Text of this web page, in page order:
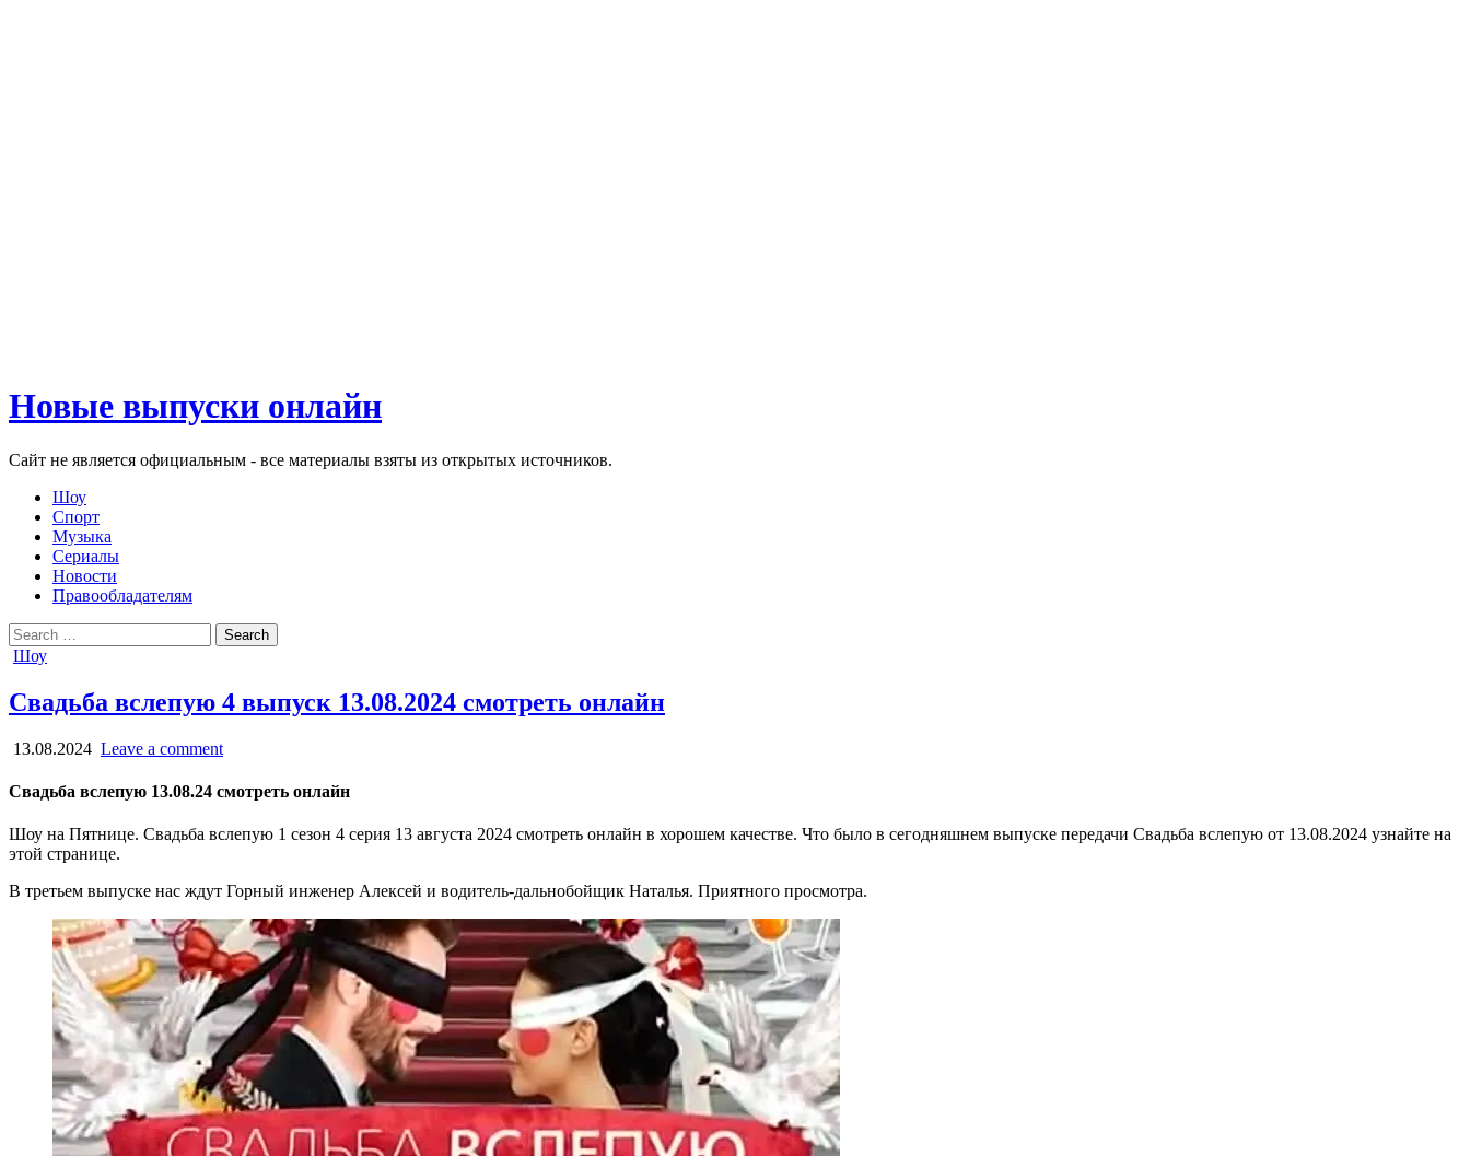
Новые выпуски онлайн
Сайт не является официальным - все материалы взяты из открытых источников.
Шоу
Спорт
Музыка
Сериалы
Новости
Правообладателям
Search
for:
Posted
Шоу
Свадьба вслепую 4 выпуск 13.08.2024 смотреть онлайн
13.08.2024 Leave a comment
Свадьба вслепую 13.08.24 смотреть онлайн
Шоу на Пятнице. Свадьба вслепую 1 сезон 4 серия 13 августа 2024 смотреть онлайн в хорошем качестве. Что было в сегодняшнем выпуске передачи Свадьба вслепую от 13.08.2024 узнайте на
этой странице.
В третьем выпуске нас ждут Горный инженер Алексей и водитель-дальнобойщик Наталья. Приятного просмотра.